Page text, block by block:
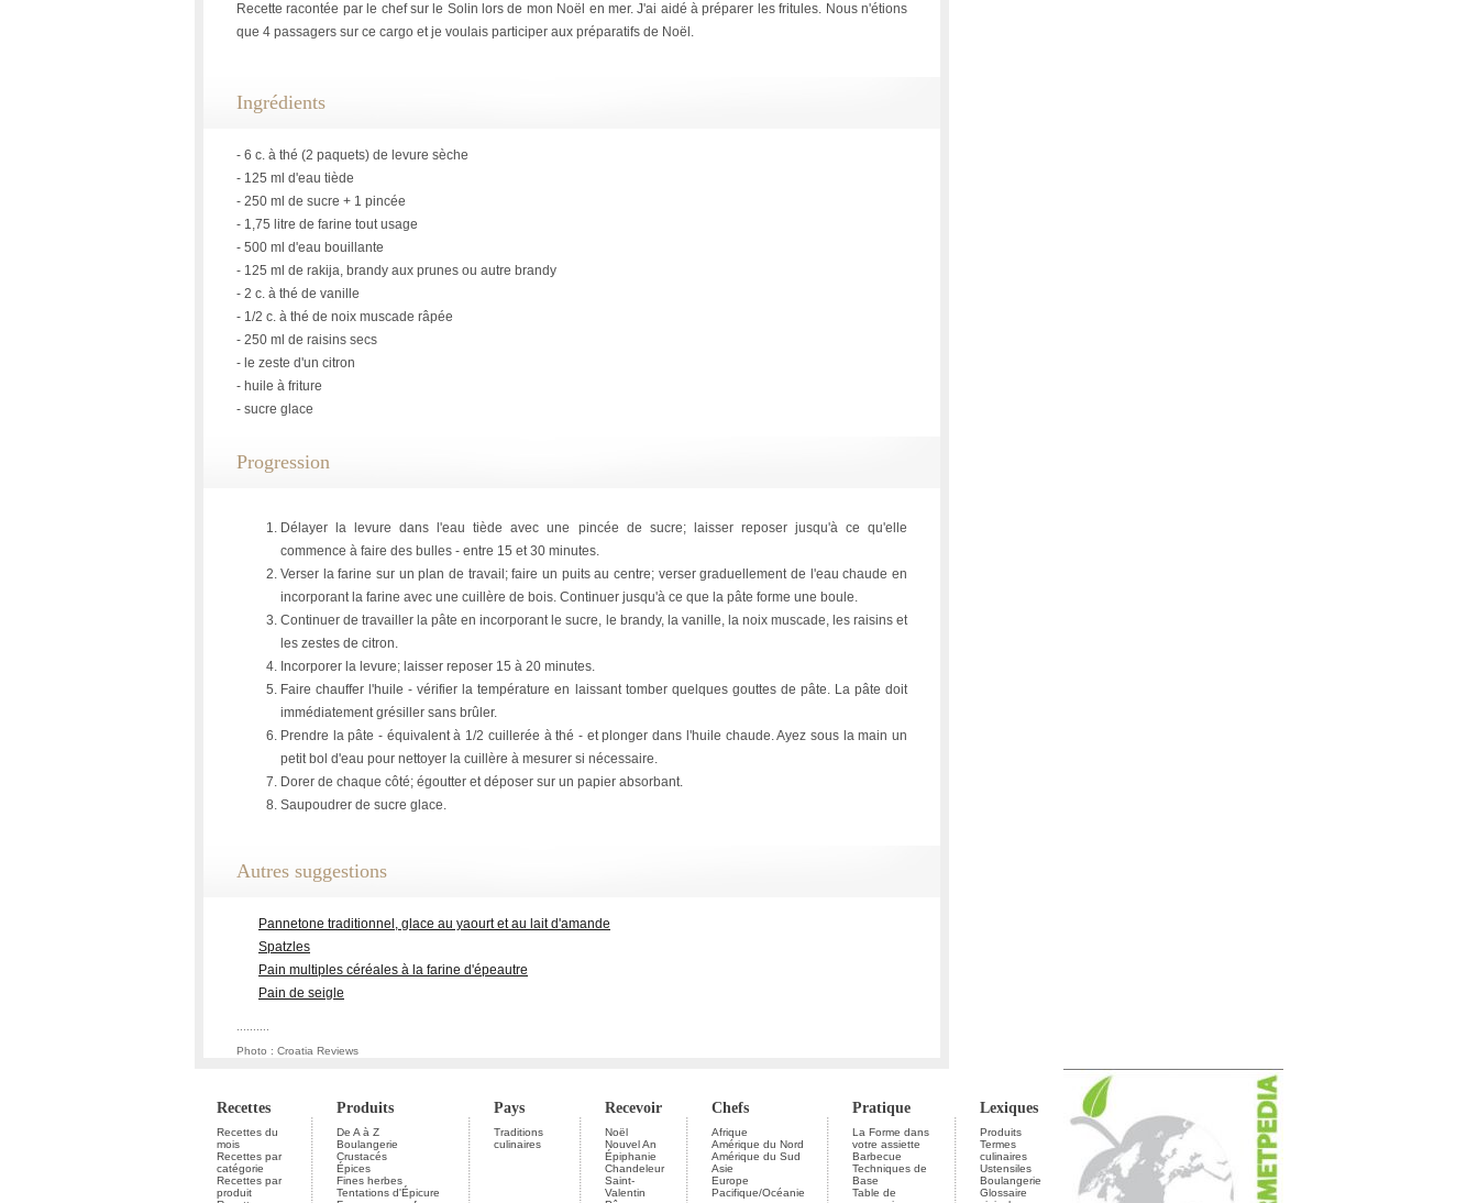
Recette racontée par le chef sur le Solin lors de mon Noël en mer. J'ai aidé à préparer les fritules. Nous n'étions
que 4 passagers sur ce cargo et je voulais participer aux préparatifs de Noël.
Ingrédients
- 6 c. à thé (2 paquets) de levure sèche
- 125 ml d'eau tiède
- 250 ml de sucre + 1 pincée
- 1,75 litre de farine tout usage
- 500 ml d'eau bouillante
- 125 ml de rakija, brandy aux prunes ou autre brandy
- 2 c. à thé de vanille
- 1/2 c. à thé de noix muscade râpée
- 250 ml de raisins secs
- le zeste d'un citron
- huile à friture
- sucre glace
Progression
Délayer la levure dans l'eau tiède avec une pincée de sucre; laisser reposer jusqu'à ce qu'elle
commence à faire des bulles - entre 15 et 30 minutes.
Verser la farine sur un plan de travail; faire un puits au centre; verser graduellement de l'eau chaude en
incorporant la farine avec une cuillère de bois. Continuer jusqu'à ce que la pâte forme une boule.
Continuer de travailler la pâte en incorporant le sucre, le brandy, la vanille, la noix muscade, les raisins et
les zestes de citron.
Incorporer la levure; laisser reposer 15 à 20 minutes.
Faire chauffer l'huile - vérifier la température en laissant tomber quelques gouttes de pâte. La pâte doit
immédiatement grésiller sans brûler.
Prendre la pâte - équivalent à 1/2 cuillerée à thé - et plonger dans l'huile chaude. Ayez sous la main un
petit bol d'eau pour nettoyer la cuillère à mesurer si nécessaire.
Dorer de chaque côté; égoutter et déposer sur un papier absorbant.
Saupoudrer de sucre glace.
Autres suggestions
Pannetone traditionnel, glace au yaourt et au lait d'amande
Spatzles
Pain multiples céréales à la farine d'épeautre
Pain de seigle
Photo : Croatia Reviews
Recettes Produits Pays Recevoir Chefs Pratique Lexiques
Recettes du
mois
Recettes par
catégorie
Recettes par
produit
De A à Z
Boulangerie
Crustacés
Épices
Fines herbes
Tentations d'Épicure
Traditions
culinaires
Noël
Nouvel An
Épiphanie
Chandeleur
Saint-
Valentin
Afrique
Amérique du Nord
Amérique du Sud
Asie
Europe
Pacifique/Océanie
La Forme dans
votre assiette
Barbecue
Techniques de
Base
Table de
Produits
Termes
culinaires
Ustensiles
Boulangerie
Glossaire